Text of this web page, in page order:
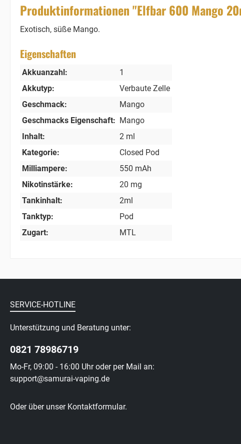
Produktinformationen "Elfbar 600 Mango
Exotisch, süße Mango.
Eigenschaften
Akkuanzahl:
1
Akkutyp:
Verbaute Zelle
Geschmack:
Mango
Geschmacks Eigenschaft: Mango
Inhalt:
2 ml
Kategorie:
Closed Pod
Milliampere:
550 mAh
Nikotinstärke:
20 mg
Tankinhalt:
2ml
Tanktyp:
Pod
Zugart:
MTL
SERVICE-HOTLINE
Unterstützung und Beratung unter:
0821 78986719
Mo-Fr, 09:00 - 16:00 Uhr oder per Mail an:
support@samurai-vaping.de
Oder über unser Kontaktformular.